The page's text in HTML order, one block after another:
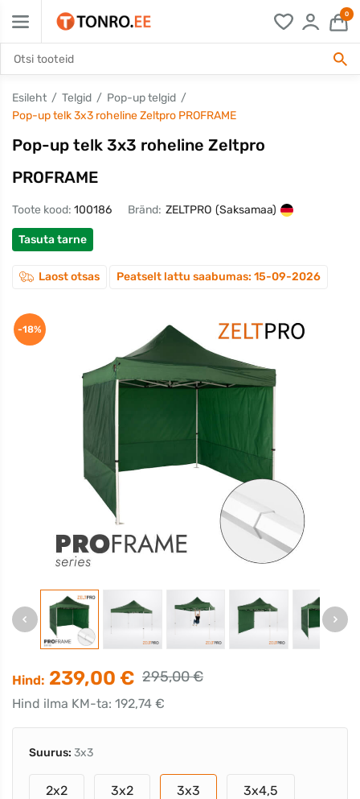
0
Esileht Telgid
Pop-up telgid
Pop-up telk 3x3 roheline Zeltpro PROFRAME
Pop-up telk 3x3 roheline Zeltpro
PROFRAME
Toote kood: 100186 Bränd: ZELTPRO (Saksamaa)
Tasuta tarne
Laost otsas Peatselt lattu saabumas: 15-09-2026
-18%
Hind: 239,00 € 295,00 €
Hind ilma KM-ta: 192,74 €
Suurus: 3x3
2x2 3x2 3x3 3x4,5